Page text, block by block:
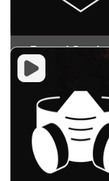
Record